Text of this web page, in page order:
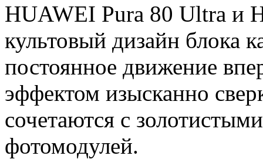
HUAWEI Pura 80 Ultra и
культовый дизайн блока
постоянное движение
эффектом изысканно
сочетаются с
фотомодулей.